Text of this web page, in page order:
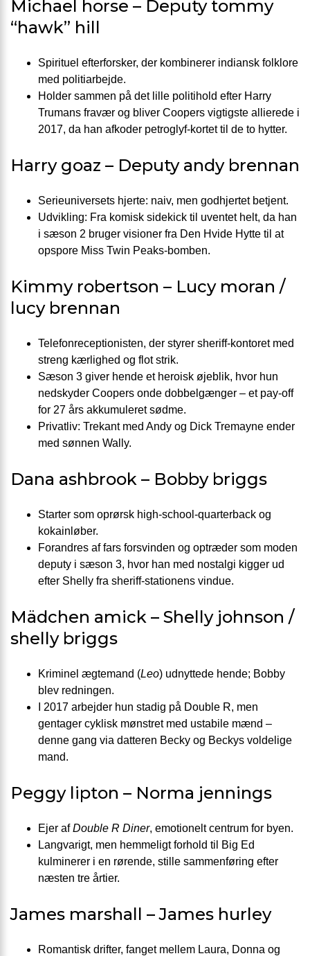
Michael horse – Deputy tommy
“hawk” hill
Spirituel efterforsker, der kombinerer indiansk folklore
med politi­arbejde.
Holder sammen på det lille politihold efter Harry
Trumans fravær og bliver Coopers vigtigste allierede i
2017, da han afkoder petroglyf-kortet til de to hytter.
Harry goaz – Deputy andy brennan
Serie­universets hjerte: naiv, men godhjertet betjent.
Udvikling: Fra komisk sidekick til uventet helt, da han
i sæson 2 bruger visioner fra Den Hvide Hytte til at
opspore Miss Twin Peaks-bomben.
Kimmy robertson – Lucy moran /
lucy brennan
Telefon­receptionisten, der styrer sheriff-kontoret med
streng kærlighed og flot strik.
Sæson 3 giver hende et heroisk øjeblik, hvor hun
nedskyder Coopers onde dobbelgænger – et pay-off
for 27 års akkumuleret sødme.
Privatliv: Trekant med Andy og Dick Tremayne ender
med sønnen Wally.
Dana ashbrook – Bobby briggs
Starter som oprørsk high-school-quarterback og
kokain­løber.
Forandres af fars forsvinden og optræder som moden
deputy i sæson 3, hvor han med nostalgi kigger ud
efter Shelly fra sheriff-stationens vindue.
Mädchen amick – Shelly johnson /
shelly briggs
Kriminel ægtemand (Leo) udnyttede hende; Bobby
blev redningen.
I 2017 arbejder hun stadig på Double R, men
gentager cyklisk mønstret med ustabile mænd –
denne gang via datteren Becky og Beckys voldelige
mand.
Peggy lipton – Norma jennings
Ejer afDouble R Diner, emotionelt centrum for byen.
Langvarigt, men hemmeligt forhold til Big Ed
kulminerer i en rørende, stille sammen­føring efter
næsten tre årtier.
James marshall – James hurley
Romantisk drifter, fanget mellem Laura, Donna og